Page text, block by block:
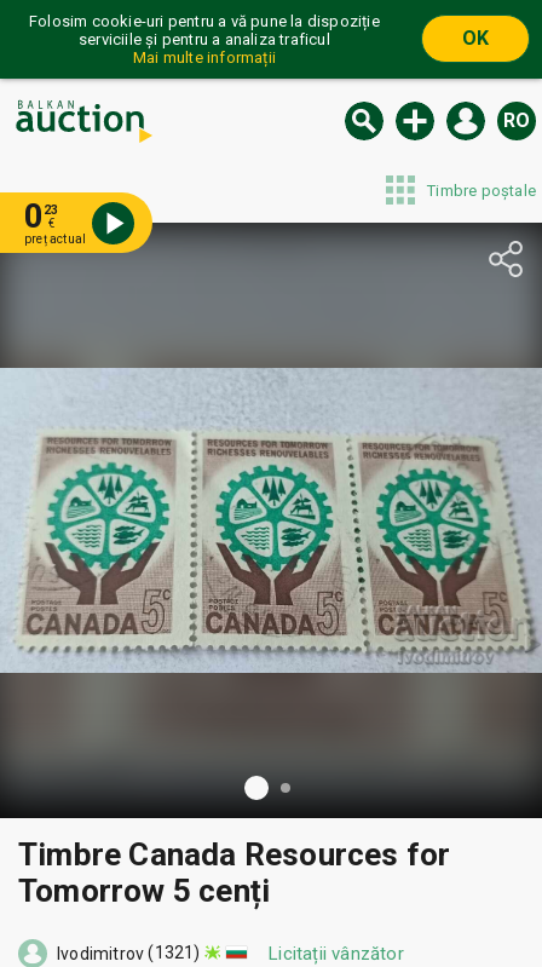
Folosim cookie-uri pentru a vă pune la dispoziție
serviciile și pentru a analiza traficul
Mai multe informații
OK
RO
Timbre poștale
0 23
€
preț actual
Timbre Canada Resources for
Tomorrow 5 cenți
Ivodimitrov (1321) Licitații vânzător